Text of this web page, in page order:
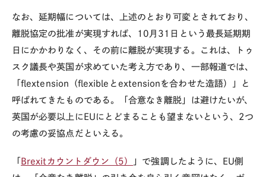
なお、延期幅については、上述のとおり可変とされており、
離脱協定の批准が実現すれば、10月31日という最長延期期
日にかかわりなく、その前に離脱が実現する。これは、トゥ
スク議長や英国が求めていた考え方であり、一部報道では、
「flextension（flexibleとextensionを合わせた造語）」と
呼ばれてきたものである。「合意なき離脱」は避けたいが、
英国が必要以上にEUにとどまることも望まないという、2つ
の考慮の妥協点だといえる。
Brexitカウントダウン（5）
」で強調したように、EU側